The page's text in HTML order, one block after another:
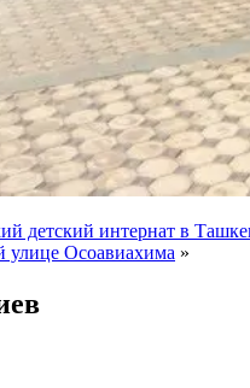
детский интернат в
Осоавиахима »